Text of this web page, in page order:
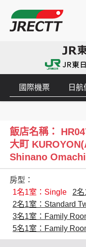
國際機票 日航
飯店名稱：
大町
Shinano
房型：
1名1室：Single
2
2名1室：Standard
3名1室：Family
5名1室：Family